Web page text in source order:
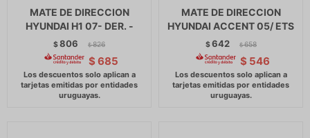
MATE DE DIRECCION
HYUNDAI H1 07- DER. -
$806 $ 826
$ 685
MATE DE DIRECCION
HYUNDAI ACCENT 05/ ETS
$642 $ 658
$ 546